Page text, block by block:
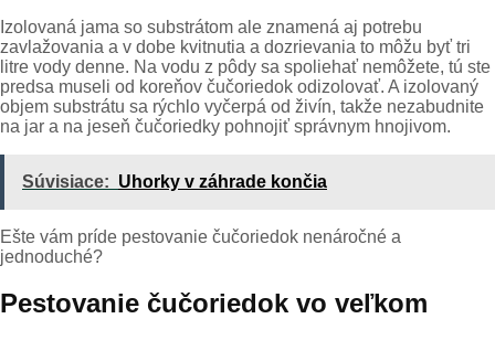
Izolovaná jama so substrátom ale znamená aj potrebu
zavlažovania a v dobe kvitnutia a dozrievania to môžu byť tri
litre vody denne. Na vodu z pôdy sa spoliehať nemôžete, tú ste
predsa museli od koreňov čučoriedok odizolovať. A izolovaný
objem substrátu sa rýchlo vyčerpá od živín, takže nezabudnite
na jar a na jeseň čučoriedky pohnojiť správnym hnojivom.
Súvisiace: Uhorky v záhrade končia
Ešte vám príde pestovanie čučoriedok nenáročné a
jednoduché?
Pestovanie čučoriedok vo veľkom